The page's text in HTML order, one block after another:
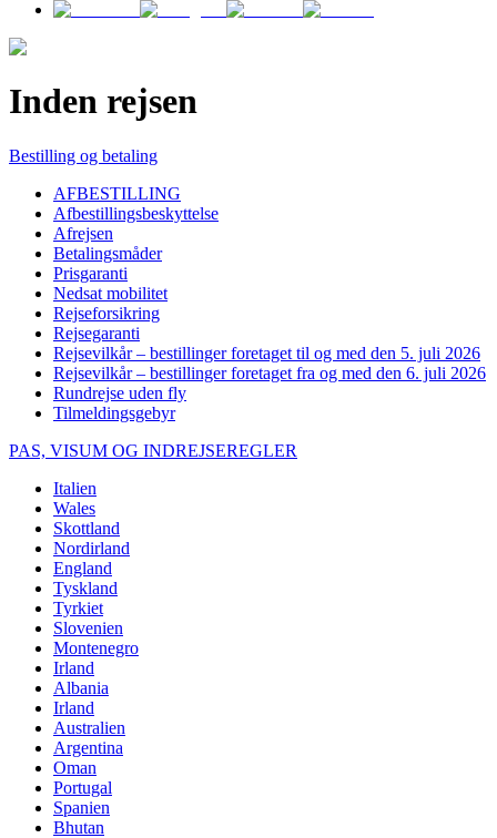
Inden rejsen
Bestilling og betaling
AFBESTILLING
Afbestillingsbeskyttelse
Afrejsen
Betalingsmåder
Prisgaranti
Nedsat mobilitet
Rejseforsikring
Rejsegaranti
Rejsevilkår – bestillinger foretaget til og med den 5. juli 2026
Rejsevilkår – bestillinger foretaget fra og med den 6. juli 2026
Rundrejse uden fly
Tilmeldingsgebyr
PAS, VISUM OG INDREJSEREGLER
Italien
Wales
Skottland
Nordirland
England
Tyskland
Tyrkiet
Slovenien
Montenegro
Irland
Albania
Irland
Australien
Argentina
Oman
Portugal
Spanien
Bhutan